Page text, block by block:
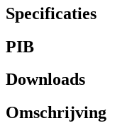
Specificaties
PIB
Downloads
Omschrijving